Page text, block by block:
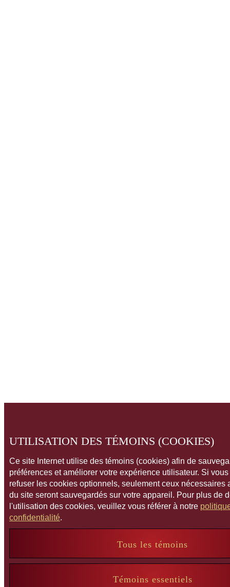
UTILISATION DES TÉMOINS (COOKIES)
Ce site Internet utilise des témoins (cookies) afin de
préférences et améliorer votre expérience utilisateur. Si
refuser les cookies optionnels, seulement ceux nécessaires
du site seront sauvegardés sur votre appareil. Pour plus de
l'utilisation des cookies, veuillez vous référer à notre
confidentialité.
Tous les témoins
Témoins essentiels